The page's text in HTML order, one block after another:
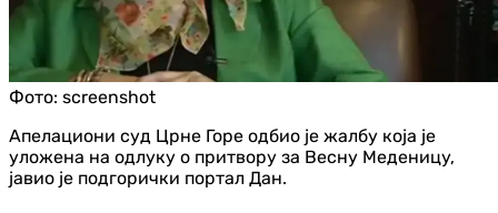
Фото: screenshot
Апелациони суд Црне Горе одбио је жалбу која је
уложена на одлуку о притвору за Весну Меденицу,
јавио је подгорички портал Дан.